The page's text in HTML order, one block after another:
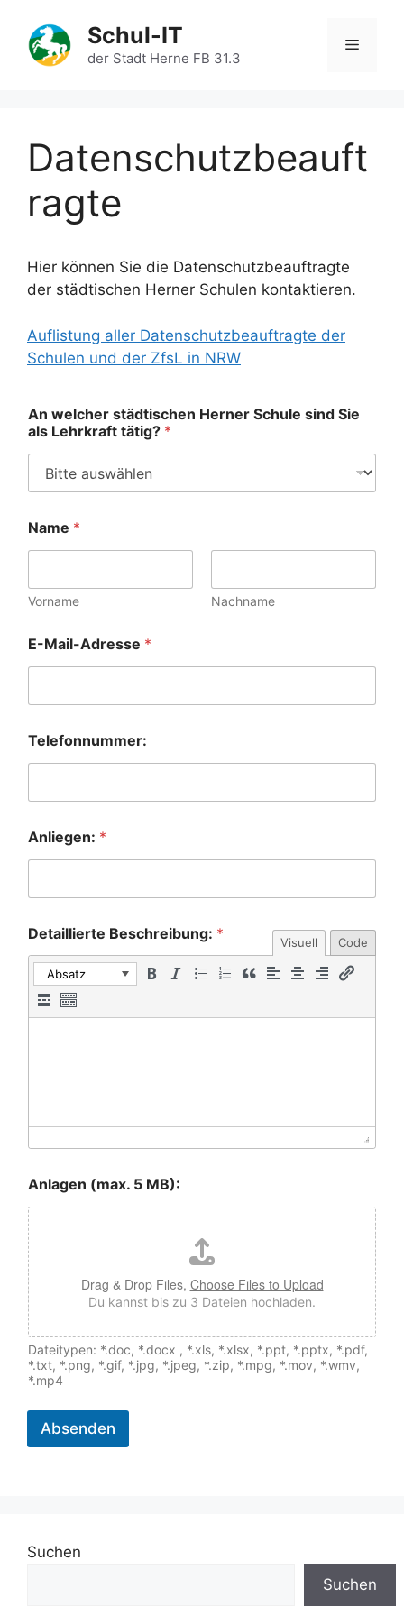
Inhalt
springen
Schul-IT
der Stadt Herne FB 31.3
Datenschutzbeauft
ragte
Hier können Sie die Datenschutzbeauftragte
der städtischen Herner Schulen kontaktieren.
Auflistung aller Datenschutzbeauftragte der
Schulen und der ZfsL in NRW
An welcher städtischen Herner Schule sind Sie
als Lehrkraft tätig? *
S
c
u
l
B
e
s
h
e
n
:
Name *
Vorname Nachname
E-Mail-Adresse *
Telefonnummer:
Anliegen: *
Detaillierte Beschreibung: * Visuell Code
Absatz
Anlagen (max. 5 MB):
Drag & Drop Files, Choose Files to Upload
Du kannst bis zu 3 Dateien hochladen.
Dateitypen: *.doc, *.docx , *.xls, *.xlsx, *.ppt, *.pptx, *.pdf,
*.txt, *.png, *.gif, *.jpg, *.jpeg, *.zip, *.mpg, *.mov, *.wmv,
*.mp4
Absenden
Suchen
Suchen